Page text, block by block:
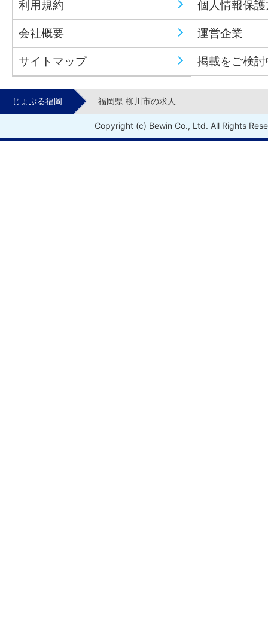
利用規約 個人情報保
会社概要 運営企業
サイトマップ 掲載をご検
じょぶる福岡 福岡県 柳川市の求人
Copyright (c) Bewin Co., Ltd. All Rights